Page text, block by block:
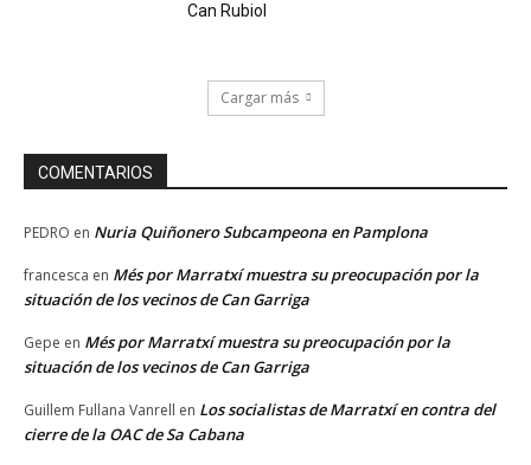
Can Rubiol
Cargar más
COMENTARIOS
PEDRO en Nuria Quiñonero Subcampeona en Pamplona
francesca en Més por Marratxí muestra su preocupación por la
situación de los vecinos de Can Garriga
Gepe en Més por Marratxí muestra su preocupación por la
situación de los vecinos de Can Garriga
Guillem Fullana Vanrell en Los socialistas de Marratxí en contra del
cierre de la OAC de Sa Cabana